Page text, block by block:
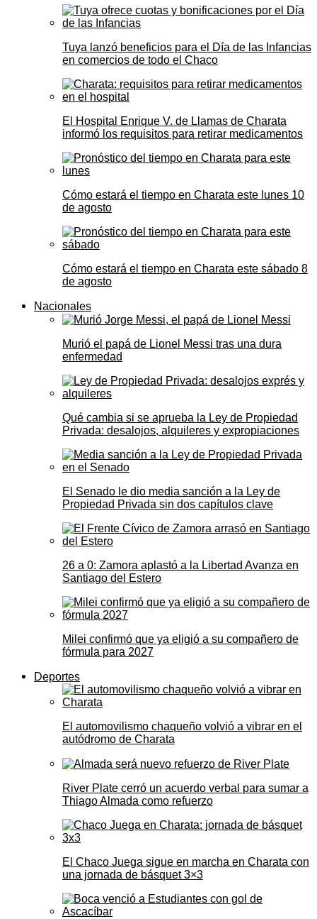
Tuya lanzó beneficios para el Día de las Infancias
en comercios de todo el Chaco
El Hospital Enrique V. de Llamas de Charata
informó los requisitos para retirar medicamentos
Cómo estará el tiempo en Charata este lunes 10
de agosto
Cómo estará el tiempo en Charata este sábado 8
de agosto
Nacionales
Murió el papá de Lionel Messi tras una dura
enfermedad
Qué cambia si se aprueba la Ley de Propiedad
Privada: desalojos, alquileres y expropiaciones
El Senado le dio media sanción a la Ley de
Propiedad Privada sin dos capítulos clave
26 a 0: Zamora aplastó a la Libertad Avanza en
Santiago del Estero
Milei confirmó que ya eligió a su compañero de
fórmula para 2027
Deportes
El automovilismo chaqueño volvió a vibrar en el
autódromo de Charata
River Plate cerró un acuerdo verbal para sumar a
Thiago Almada como refuerzo
El Chaco Juega sigue en marcha en Charata con
una jornada de básquet 3×3